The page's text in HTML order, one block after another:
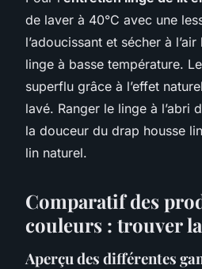
de laver à 40°C avec une
l’adoucissant et sécher à
linge à basse température.
superflu grâce à l’effet
lavé. Ranger le linge à l’abri
la douceur du drap housse
lin naturel.
Comparatif des
couleurs : trouver
Aperçu des différentes